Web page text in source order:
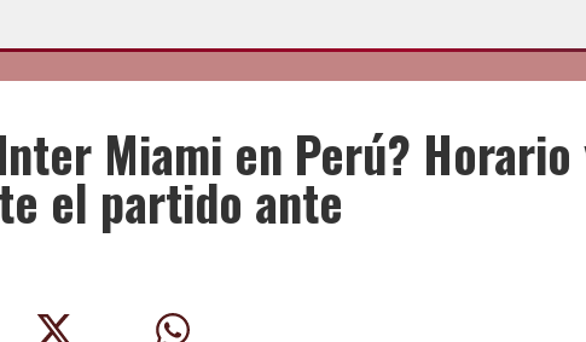
Miami en Perú? Horario
el partido ante